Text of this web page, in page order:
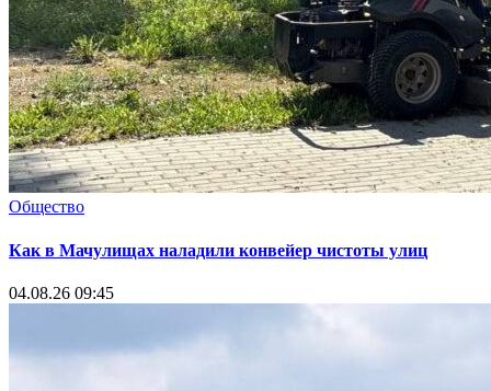
Общество
Как в Мачулищах наладили конвейер чистоты улиц
04.08.26 09:45